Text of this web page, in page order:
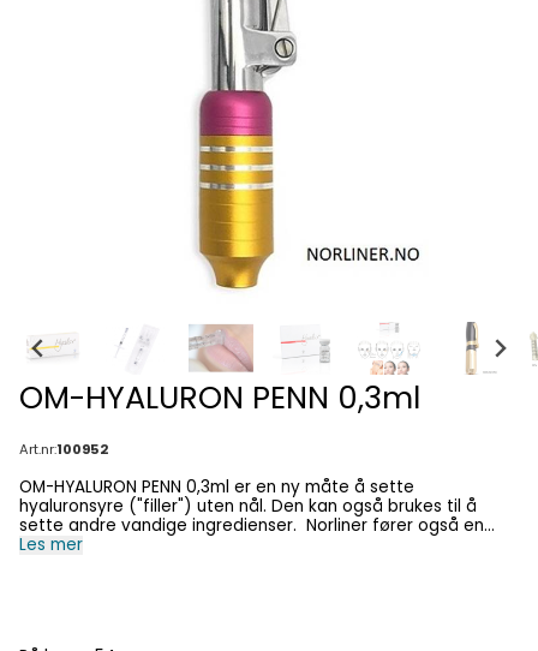
OM-HYALURON PENN 0,3ml
Art.nr:100952
OM-HYALURON PENN 0,3ml er en ny måte å sette
hyaluronsyre ("filler") uten nål. Den kan også brukes til å
sette andre vandige ingredienser. Norliner fører også en
penn som tar både 0,3ml og 0,5ml. Den heter: OM-
Les mer